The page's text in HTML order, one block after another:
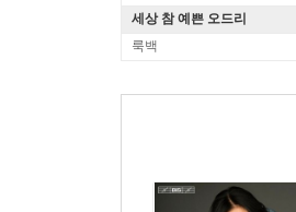
세상 참 예쁜 오드리
룩백